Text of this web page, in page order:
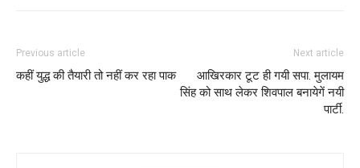
Previous article
कहीं युद्ध की तैयारी तो नहीं कर रहा पाक
Next article
आखिरकार टूट ही गयी सपा. मुलायम
सिंह को साथ लेकर शिवपाल बनायेगें नयी
पार्टी.